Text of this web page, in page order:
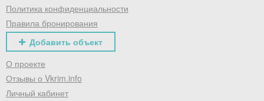
Политика конфиденциальности
Правила бронирования
Добавить объект
О проекте
Отзывы о Vkrim.info
Личный кабинет